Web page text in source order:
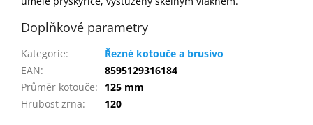
Doplňkové parametry
Kategorie:
Řezné kotouče a brusivo
EAN:
8595129316184
Průměr kotouče:
125 mm
Hrubost zrna: 120